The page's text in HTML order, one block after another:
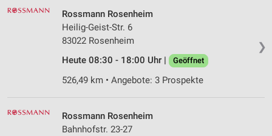
❯
Rossmann Rosenheim
Heilig-Geist-Str. 6
83022 Rosenheim
Heute 08:30 - 18:00 Uhr |
Geöffnet
526,49 km • Angebote: 3 Prospekte
Rossmann Rosenheim
Bahnhofstr. 23-27